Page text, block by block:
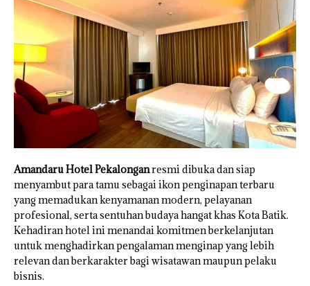
Amandaru Hotel Pekalonganresmi dibuka dan siap
menyambut para tamu sebagai ikon penginapan terbaru
yang memadukan kenyamanan modern, pelayanan
profesional, serta sentuhan budaya hangat khas Kota Batik.
Kehadiran hotel ini menandai komitmen berkelanjutan
untuk menghadirkan pengalaman menginap yang lebih
relevan dan berkarakter bagi wisatawan maupun pelaku
bisnis.